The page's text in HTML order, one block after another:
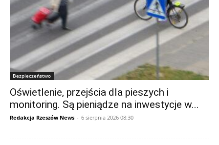
Bezpieczeństwo
Oświetlenie, przejścia dla pieszych i
monitoring. Są pieniądze na inwestycje w...
Redakcja Rzeszów News - 6 sierpnia 2026 08:30